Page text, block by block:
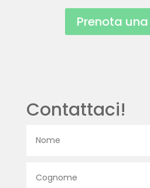
Prenota
Contattaci!